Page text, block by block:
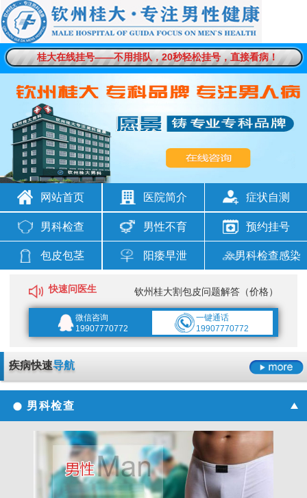
桂大在线挂号——不用排队，20秒轻松挂号，直接看病！
网站首页 医院简介 症状自测
男科检查 男性不育 预约挂号
包皮包茎 阳痿早泄 男科检查感染
快速问医生 钦州桂大割包皮问题解答（价格）
微信咨询
19907770772
一键通话
19907770772
疾病快速导航
男科检查